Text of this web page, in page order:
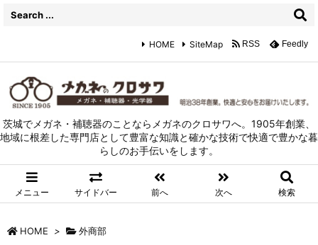
茨城でメガネ・補聴器のことならメガネのクロサワへ。1905年創業、
地域に根差した専門店として豊富な知識と確かな技術で快適で豊かな暮
らしのお手伝いをします。
メニュー サイドバー 前へ 次へ 検索
HOME SiteMap RSS Feedly
HOME > 外商部